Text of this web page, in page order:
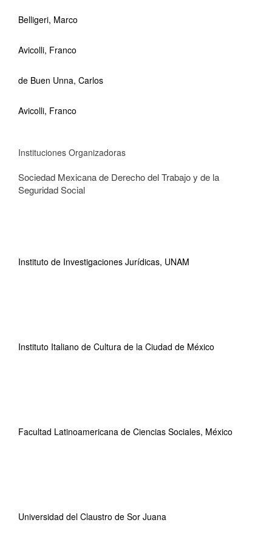
Belligeri, Marco
Avicolli, Franco
de Buen Unna, Carlos
Avicolli, Franco
Instituciones Organizadoras
Sociedad Mexicana de Derecho del Trabajo y de la
Seguridad Social
Instituto de Investigaciones Jurídicas, UNAM
Instituto Italiano de Cultura de la Ciudad de México
Facultad Latinoamericana de Ciencias Sociales, México
Universidad del Claustro de Sor Juana